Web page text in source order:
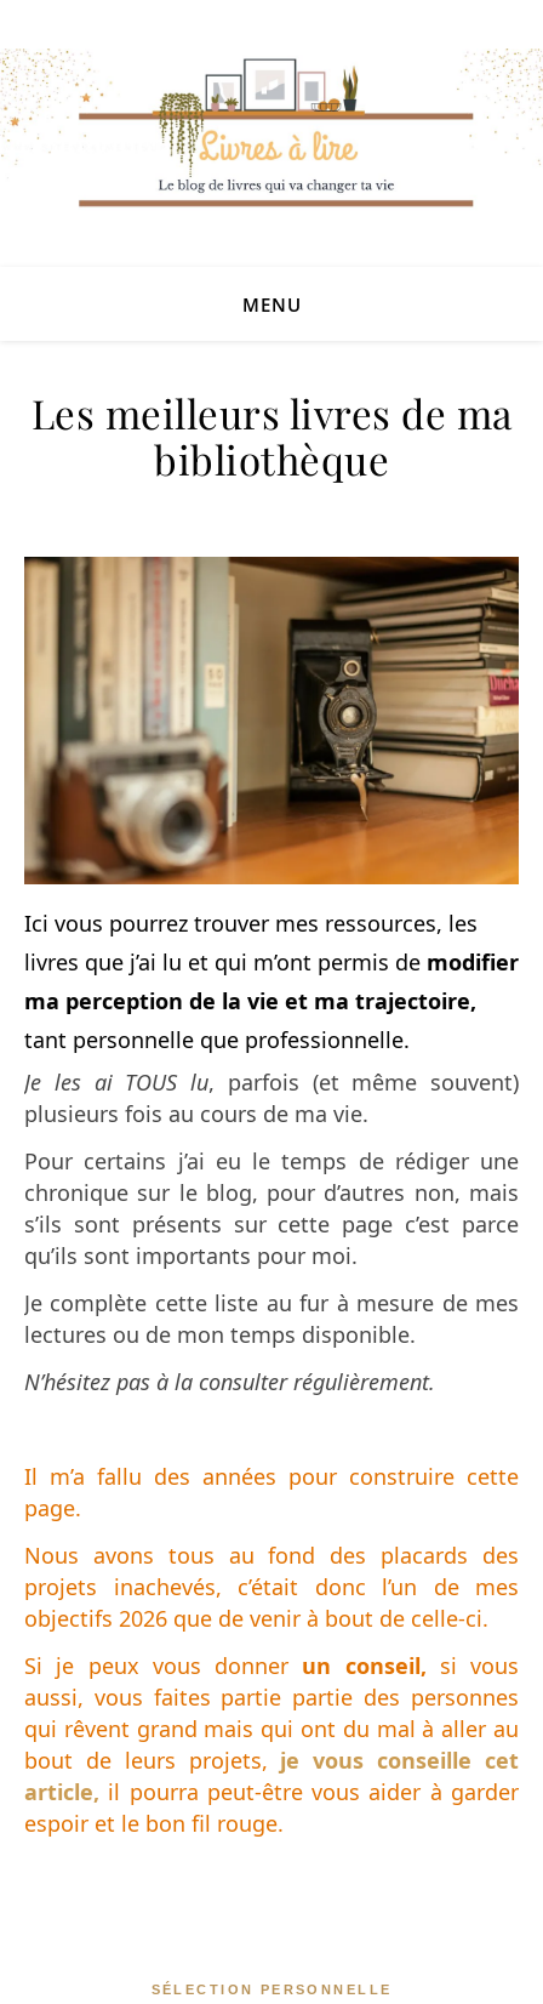
MENU
Les meilleurs livres de ma
bibliothèque
Ici vous pourrez trouver mes ressources, les
livres que j’ai lu et qui m’ont permis de modifier
ma perception de la vie et ma trajectoire,
tant personnelle que professionnelle.
Je les ai TOUS lu, parfois (et même souvent)
plusieurs fois au cours de ma vie.
Pour certains j’ai eu le temps de rédiger une
chronique sur le blog, pour d’autres non, mais
s’ils sont présents sur cette page c’est parce
qu’ils sont importants pour moi.
Je complète cette liste au fur à mesure de mes
lectures ou de mon temps disponible.
N’hésitez pas à la consulter régulièrement.
Il m’a fallu des années pour construire cette
page.
Nous avons tous au fond des placards des
projets inachevés, c’était donc l’un de mes
objectifs 2026 que de venir à bout de celle-ci.
Si je peux vous donner un conseil, si vous
aussi, vous faites partie partie des personnes
qui rêvent grand mais qui ont du mal à aller au
bout de leurs projets, je vous conseille cet
article, il pourra peut-être vous aider à garder
espoir et le bon fil rouge.
SÉLECTION PERSONNELLE